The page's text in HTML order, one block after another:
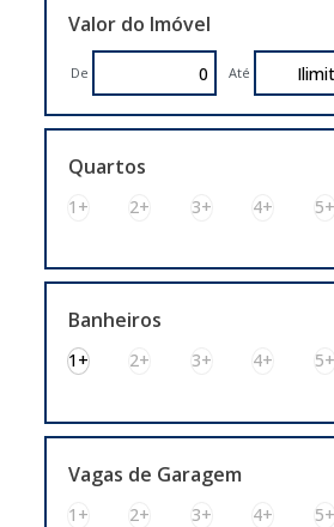
Porto Alegre (2)
Moinhos de Vento (1)
Valor do Imóvel
De Até
Quartos
1+ 2+ 3+ 4+ 5+
Banheiros
1+ 2+ 3+ 4+ 5+
Vagas de Garagem
1+ 2+ 3+ 4+ 5+